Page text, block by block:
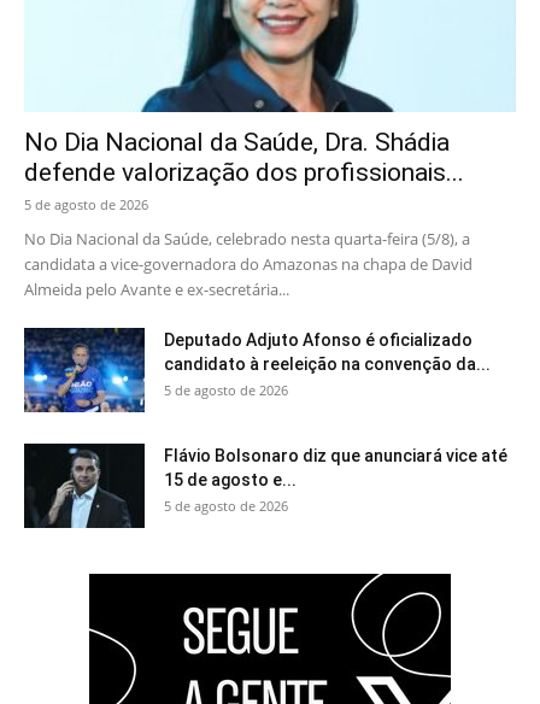
No Dia Nacional da Saúde, Dra. Shádia
defende valorização dos profissionais...
5 de agosto de 2026
No Dia Nacional da Saúde, celebrado nesta quarta-feira (5/8), a
candidata a vice-governadora do Amazonas na chapa de David
Almeida pelo Avante e ex-secretária...
Deputado Adjuto Afonso é oficializado
candidato à reeleição na convenção da...
5 de agosto de 2026
Flávio Bolsonaro diz que anunciará vice até
15 de agosto e...
5 de agosto de 2026